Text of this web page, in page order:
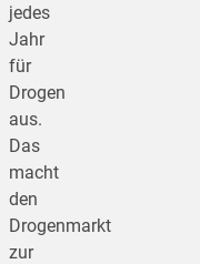
jedes
Jahr
für
Drogen
aus.
Das
macht
den
Drogenmarkt
zur